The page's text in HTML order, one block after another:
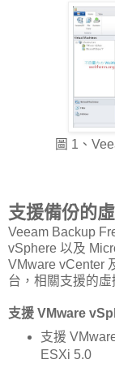
圖 1、
支援備份的
Veeam Backup
vSphere 以及
VMware vCenter
台，相關支援的虛
支援 VMware
支援
ESXi 5.0